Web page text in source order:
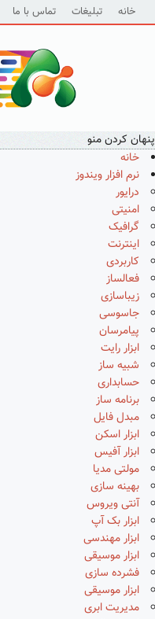
خانه تبلیغات تماس با ما
پنهان کردن منو
خانه
نرم افزار ویندوز
درایور
امنیتی
گرافیک
اینترنت
کاربردی
فعالساز
زیباسازی
جاسوسی
پیامرسان
ابزار رایت
شبیه ساز
حسابداری
برنامه ساز
مبدل فایل
ابزار اسکن
ابزار آفیس
مولتی مدیا
بهینه سازی
آنتی ویروس
ابزار بک آپ
ابزار مهندسی
ابزار موسیقی
فشرده سازی
ابزار موسیقی
مدیریت ابری